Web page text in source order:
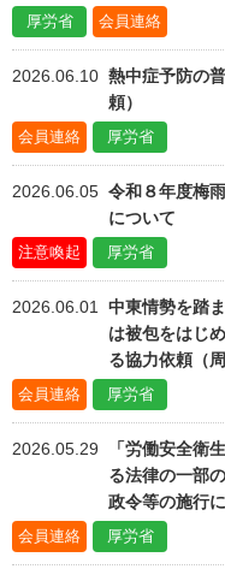
厚労省 会員連絡
2026.06.10 熱中症予防の
頼）
会員連絡 厚労省
2026.06.05 令和８年度梅
について
注意喚起 厚労省
2026.06.01
中東情勢を踏
は被包をはじ
る協力依頼（周
会員連絡 厚労省
2026.05.29
「労働安全衛
る法律の一部
政令等の施行
会員連絡 厚労省